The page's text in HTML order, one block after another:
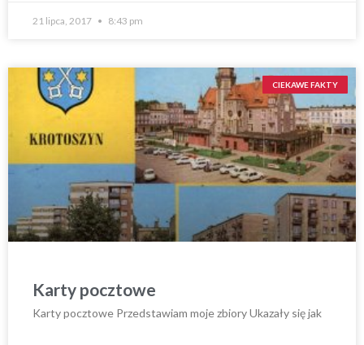
21 lipca, 2017 8:43 pm
CIEKAWE FAKTY
Karty pocztowe
Karty pocztowe Przedstawiam moje zbiory Ukazały się jak